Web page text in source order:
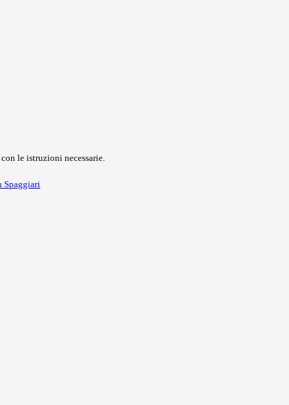
le istruzioni necessarie.
Spaggiari